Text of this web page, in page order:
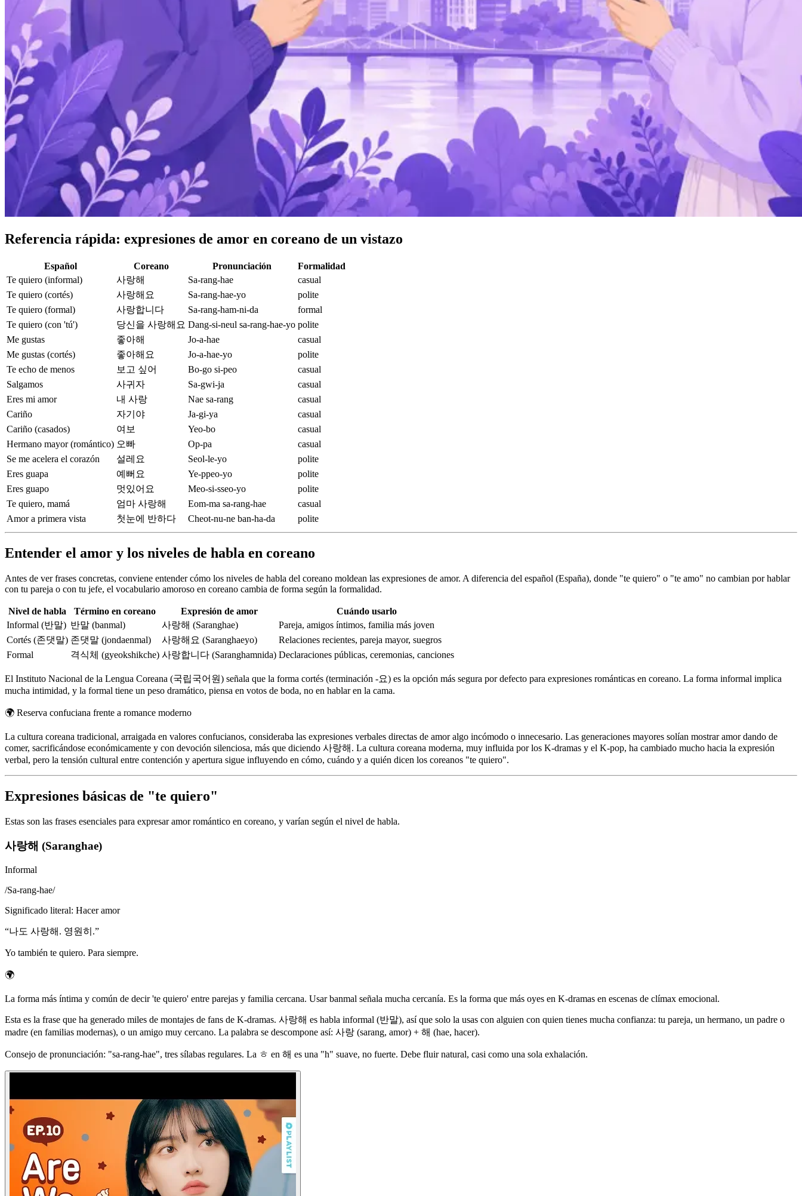
Referencia rápida: expresiones de amor en coreano de un vistazo
Español Coreano Pronunciación
Formalidad
Te quiero (informal)
사랑해 Sa-rang-hae
casual
Te quiero (cortés)
사랑해요 Sa-rang-hae-yo
polite
Te quiero (formal)
사랑합니다 Sa-rang-ham-ni-da
formal
Te quiero (con 'tú')
당신을 사랑해요 Dang-si-neul sa-rang-hae-yo polite
Me gustas
좋아해 Jo-a-hae
casual
Me gustas (cortés)
좋아해요 Jo-a-hae-yo
polite
Te echo de menos
보고 싶어 Bo-go si-peo
casual
Salgamos
사귀자 Sa-gwi-ja
casual
Eres mi amor
내 사랑 Nae sa-rang
casual
Cariño
자기야 Ja-gi-ya
casual
Cariño (casados)
여보 Yeo-bo
casual
Hermano mayor (romántico) 오빠 Op-pa
casual
Se me acelera el corazón
설레요 Seol-le-yo
polite
Eres guapa
예뻐요 Ye-ppeo-yo
polite
Eres guapo
멋있어요 Meo-si-sseo-yo
polite
Te quiero, mamá
엄마 사랑해 Eom-ma sa-rang-hae
casual
Amor a primera vista
첫눈에 반하다 Cheot-nu-ne ban-ha-da polite
Entender el amor y los niveles de habla en coreano
Antes de ver frases concretas, conviene entender cómo los niveles de habla del coreano moldean las expresiones de amor. A diferencia del español (España), donde "te quiero" o "te amo" no cambian por hablar
con tu pareja o con tu jefe, el vocabulario amoroso en coreano cambia de forma según la formalidad.
Nivel de habla Término en coreano Expresión de amor
Cuándo usarlo
Informal (반말) 반말 (banmal) 사랑해 (Saranghae)
Pareja, amigos íntimos, familia más joven
Cortés (존댓말) 존댓말 (jondaenmal) 사랑해요 (Saranghaeyo)
Relaciones recientes, pareja mayor, suegros
Formal
격식체 (gyeokshikche) 사랑합니다 (Saranghamnida) Declaraciones públicas, ceremonias, canciones
El Instituto Nacional de la Lengua Coreana (국립국어원) señala que la forma cortés (terminación -요) es la opción más segura por defecto para expresiones románticas en coreano. La forma informal implica
mucha intimidad, y la formal tiene un peso dramático, piensa en votos de boda, no en hablar en la cama.
🌍 Reserva confuciana frente a romance moderno
La cultura coreana tradicional, arraigada en valores confucianos, consideraba las expresiones verbales directas de amor algo incómodo o innecesario. Las generaciones mayores solían mostrar amor dando de
comer, sacrificándose económicamente y con devoción silenciosa, más que diciendo 사랑해. La cultura coreana moderna, muy influida por los K-dramas y el K-pop, ha cambiado mucho hacia la expresión
verbal, pero la tensión cultural entre contención y apertura sigue influyendo en cómo, cuándo y a quién dicen los coreanos "te quiero".
Expresiones básicas de "te quiero"
Estas son las frases esenciales para expresar amor romántico en coreano, y varían según el nivel de habla.
사랑해 (Saranghae)
Informal
/Sa-rang-hae/
Significado literal: Hacer amor
“나도 사랑해. 영원히.”
Yo también te quiero. Para siempre.
🌍
La forma más íntima y común de decir 'te quiero' entre parejas y familia cercana. Usar banmal señala mucha cercanía. Es la forma que más oyes en K-dramas en escenas de clímax emocional.
Esta es la frase que ha generado miles de montajes de fans de K-dramas. 사랑해 es habla informal (반말), así que solo la usas con alguien con quien tienes mucha confianza: tu pareja, un hermano, un padre o
madre (en familias modernas), o un amigo muy cercano. La palabra se descompone así: 사랑 (sarang, amor) + 해 (hae, hacer).
Consejo de pronunciación: "sa-rang-hae", tres sílabas regulares. La ㅎ en 해 es una "h" suave, no fuerte. Debe fluir natural, casi como una sola exhalación.